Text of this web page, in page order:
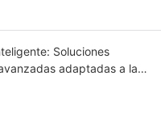
Soluciones
adaptadas a las